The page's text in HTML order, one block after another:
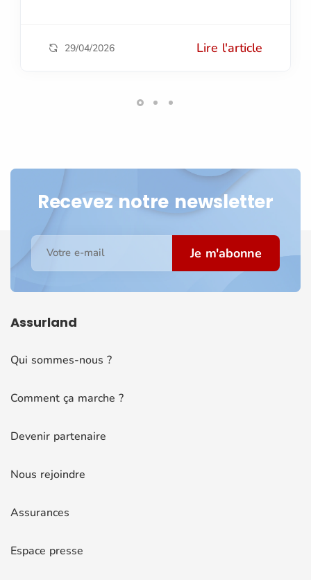
29/04/2026 Lire l'article
Recevez notre newsletter
Votre e-mail Je m'abonne
Assurland
Qui sommes-nous ?
Comment ça marche ?
Devenir partenaire
Nous rejoindre
Assurances
Espace presse